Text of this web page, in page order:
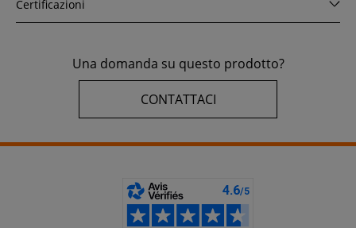
Certificazioni
Una domanda su questo prodotto?
CONTATTACI